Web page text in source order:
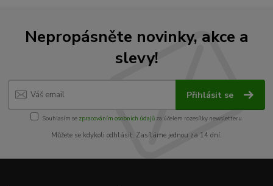
Nepropásněte novinky, akce a
slevy!
Přihlásit se
Souhlasím se zpracováním osobních údajůza účelem rozesílky newsletteru.
Můžete se kdykoli odhlásit. Zasíláme jednou za 14 dní.